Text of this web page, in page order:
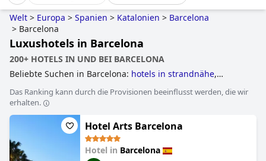
Welt > Europa > Spanien > Katalonien > Barcelona
> Barcelona
Luxushotels in Barcelona
200+ HOTELS IN UND BEI BARCELONA
Beliebte Suchen in Barcelona: hotels in strandnähe,
boutique-stil,hotels mit privatpool, yoga hotels,
luxushotels
strand,familienhotels
Das Ranking kann durch die Provisionen beeinflusst werden, die wir
erhalten.
Hotel Arts Barcelona
Hotel in Barcelona